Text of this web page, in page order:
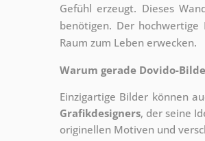
Gefühl erzeugt. Dieses
benötigen. Der
Raum zum Leben erwecken.
Warum gerade Dovido-
Einzigartige Bilder können
Grafikdesigners, der seine
originellen Motiven und